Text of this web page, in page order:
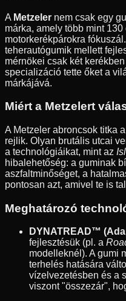
A Metzeler nem csak egy
márka, amely több mint
motorkerékpárokra
teherautógumik mellett
mérnökei csak két
specializáció tette őket a
márkájává.
Miért a Metzelert
A Metzeler abroncsok titka a
rejlik. Olyan brutális utcai
a technológiáikat, mint az
hibalehetőség: a guminak
aszfaltminőséget, a
pontosan azt, amivel te is
Meghatározó
DYNATREAD™
fejlesztésük (pl. a
modelleknél). A gumi
terhelés hatására
vízelvezetésben és a
viszont "összezár",